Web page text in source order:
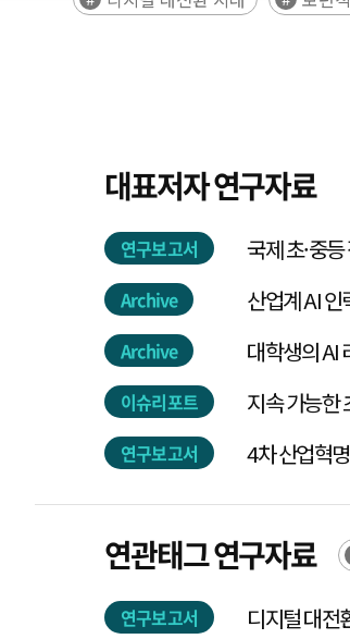
대표저자 연구자료
연구보고서 국제 초·중
Archive 산업계 AI 인
Archive 대학생의 AI
이슈리포트
지속 가능한
연구보고서 4차 산업혁
연관태그 연구자료
연구보고서 디지털 대전